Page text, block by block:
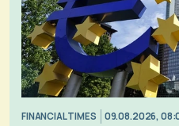
FINANCIAL TIMES 09.08.2026,